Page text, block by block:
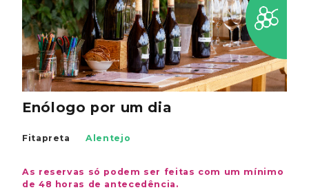
Enólogo por um dia
Fitapreta Alentejo
As reservas só podem ser feitas com um mínimo
de 48 horas de antecedência.